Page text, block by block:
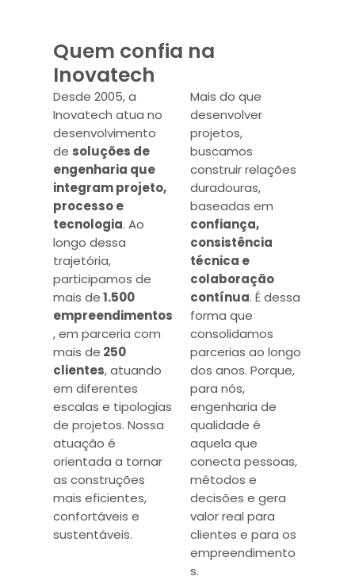
Quem confia na
Inovatech
Desde 2005, a
Inovatech atua no
desenvolvimento
de soluções de
engenharia que
integram projeto,
processo e
tecnologia. Ao
longo dessa
trajetória,
participamos de
mais de1.500
empreendimentos
, em parceria com
mais de 250
clientes, atuando
em diferentes
escalas e tipologias
de projetos. Nossa
atuação é
orientada a tornar
as construções
mais eficientes,
confortáveis e
sustentáveis.
Mais do que
desenvolver
projetos,
buscamos
construir relações
duradouras,
baseadas em
confiança,
consistência
técnica e
colaboração
contínua. É dessa
forma que
consolidamos
parcerias ao longo
dos anos. Porque,
para nós,
engenharia de
qualidade é
aquela que
conecta pessoas,
métodos e
decisões e gera
valor real para
clientes e para os
empreendimento
s.